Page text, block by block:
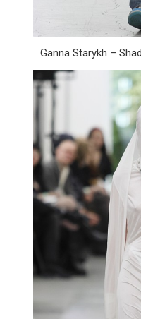
Ganna Starykh –